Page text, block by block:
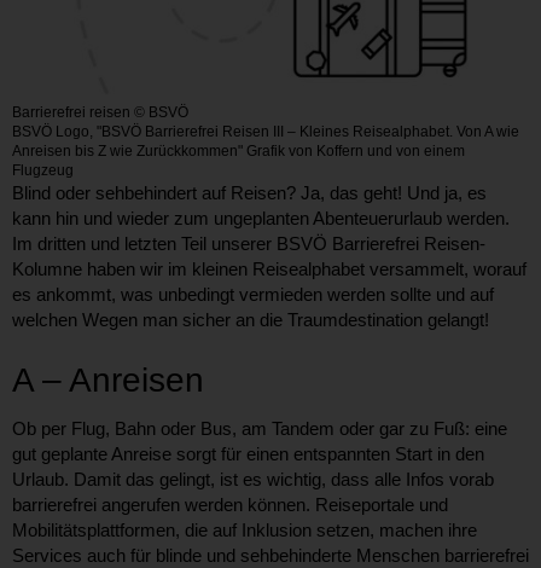
Barrierefrei reisen © BSVÖ
BSVÖ Logo, "BSVÖ Barrierefrei Reisen III – Kleines Reisealphabet. Von A wie
Anreisen bis Z wie Zurückkommen" Grafik von Koffern und von einem
Flugzeug
Blind oder sehbehindert auf Reisen? Ja, das geht! Und ja, es
kann hin und wieder zum ungeplanten Abenteuerurlaub werden.
Im dritten und letzten Teil unserer BSVÖ Barrierefrei Reisen-
Kolumne haben wir im kleinen Reisealphabet versammelt, worauf
es ankommt, was unbedingt vermieden werden sollte und auf
welchen Wegen man sicher an die Traumdestination gelangt!
A – Anreisen
Ob per Flug, Bahn oder Bus, am Tandem oder gar zu Fuß: eine
gut geplante Anreise sorgt für einen entspannten Start in den
Urlaub. Damit das gelingt, ist es wichtig, dass alle Infos vorab
barrierefrei angerufen werden können. Reiseportale und
Mobilitätsplattformen, die auf Inklusion setzen, machen ihre
Services auch für blinde und sehbehinderte Menschen barrierefrei